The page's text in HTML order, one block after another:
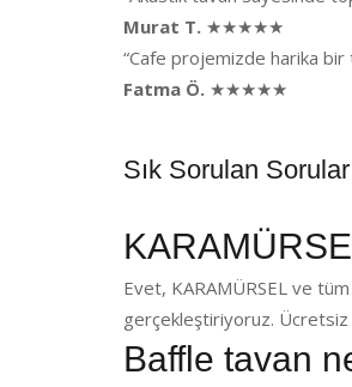
Murat T. ★★★★★
“Cafe projemizde harika bir
Fatma Ö. ★★★★★
Sık Sorulan Sorular
Evet, KARAMÜRSEL ve
gerçekleştiriyoruz. Ücretsiz
Baffle tavan